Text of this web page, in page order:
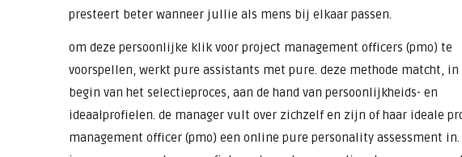
presteert beter wanneer jullie als mens bij elkaar passen.
om deze persoonlijke klik voor project management officers (pmo) te
voorspellen, werkt pure assistants met pure. deze methode matcht, in
begin van het selectieproces, aan de hand van persoonlijkheids- en
ideaalprofielen. de manager vult over zichzelf en zijn of haar ideale
management officer (pmo) een online pure personality assessment in.